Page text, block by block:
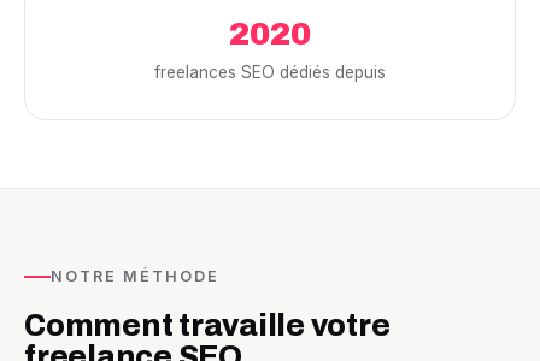
2020
freelances SEO dédiés depuis
NOTRE MÉTHODE
Comment travaille votre